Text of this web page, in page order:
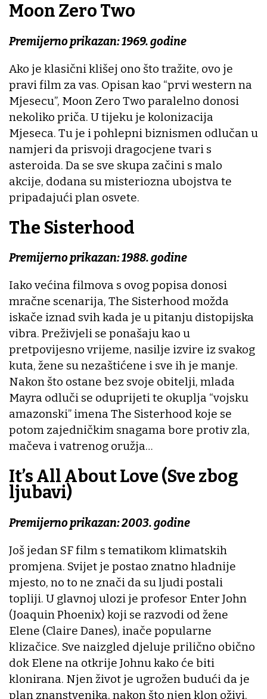
Moon Zero Two
Premijerno prikazan: 1969. godine
Ako je klasični klišej ono što tražite, ovo je
pravi film za vas. Opisan kao “prvi western na
Mjesecu”, Moon Zero Two paralelno donosi
nekoliko priča. U tijeku je kolonizacija
Mjeseca. Tu je i pohlepni biznismen odlučan u
namjeri da prisvoji dragocjene tvari s
asteroida. Da se sve skupa začini s malo
akcije, dodana su misteriozna ubojstva te
pripadajući plan osvete.
The Sisterhood
Premijerno prikazan: 1988. godine
Iako većina filmova s ovog popisa donosi
mračne scenarija, The Sisterhood možda
iskače iznad svih kada je u pitanju distopijska
vibra. Preživjeli se ponašaju kao u
pretpovijesno vrijeme, nasilje izvire iz svakog
kuta, žene su nezaštićene i sve ih je manje.
Nakon što ostane bez svoje obitelji, mlada
Mayra odluči se oduprijeti te okuplja “vojsku
amazonski” imena The Sisterhood koje se
potom zajedničkim snagama bore protiv zla,
mačeva i vatrenog oružja…
It’s All About Love (Sve zbog
ljubavi)
Premijerno prikazan: 2003. godine
Još jedan SF film s tematikom klimatskih
promjena. Svijet je postao znatno hladnije
mjesto, no to ne znači da su ljudi postali
topliji. U glavnoj ulozi je profesor Enter John
(Joaquin Phoenix) koji se razvodi od žene
Elene (Claire Danes), inače popularne
klizačice. Sve naizgled djeluje prilično obično
dok Elene na otkrije Johnu kako će biti
klonirana. Njen život je ugrožen budući da je
plan znanstvenika, nakon što njen klon oživi,